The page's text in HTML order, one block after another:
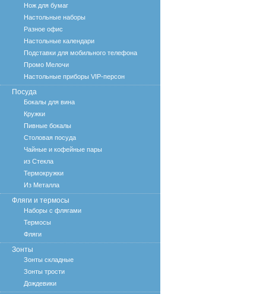
Нож для бумаг
Настольные наборы
Разное офис
Настольные календари
Подставки для мобильного телефона
Промо Мелочи
Настольные приборы VIP-персон
Посуда
Бокалы для вина
Кружки
Пивные бокалы
Столовая посуда
Чайные и кофейные пары
из Стекла
Термокружки
Из Металла
Фляги и термосы
Наборы с флягами
Термосы
Фляги
Зонты
Зонты складные
Зонты трости
Дождевики